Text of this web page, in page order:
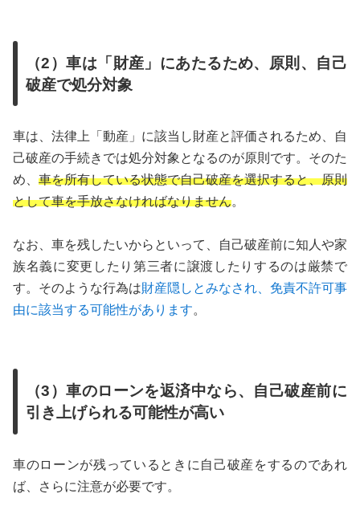
（2）車は「財産」にあたるため、原則、自己
破産で処分対象
車は、法律上「動産」に該当し財産と評価されるため、自
己破産の手続きでは処分対象となるのが原則です。そのた
め、 車を所有している状態で自己破産を選択すると、原則
として車を手放さなければなりません。
なお、車を残したいからといって、自己破産前に知人や家
族名義に変更したり第三者に譲渡したりするのは厳禁で
す。そのような行為は財産隠しとみなされ、免責不許可事
由に該当する可能性があります。
（3）車のローンを返済中なら、自己破産前に
引き上げられる可能性が高い
車のローンが残っているときに自己破産をするのであれ
ば、さらに注意が必要です。